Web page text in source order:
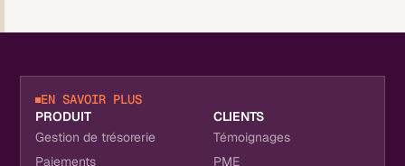
EN SAVOIR PLUS
PRODUIT
Gestion de trésorerie
Paiements
CLIENTS
Témoignages
PME